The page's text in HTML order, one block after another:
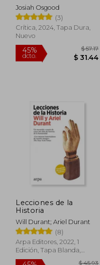
45%
dcto.
Josiah Osgood
(3)
Crítica, 2024, Tapa Dura,
Nuevo
Lecciones de la
Historia
Will Durant; Ariel Durant
(8)
Arpa Editores, 2022, 1
Edición, Tapa Blanda,
Nuevo